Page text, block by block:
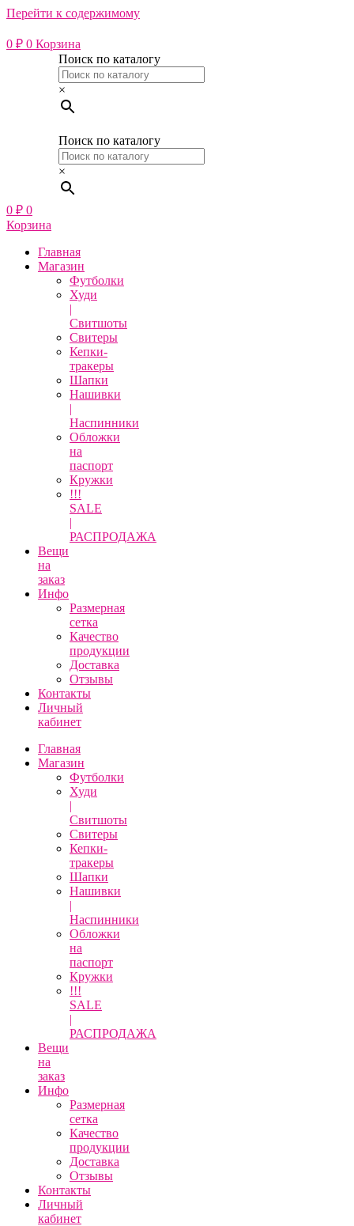
Перейти к содержимому
0 ₽ 0 Корзина
Поиск по каталогу
×
Поиск по каталогу
×
0 ₽ 0
Корзина
Главная
Магазин
Футболки
Худи
|
Свитшоты
Свитеры
Кепки-
тракеры
Шапки
Нашивки
|
Наспинники
Обложки
на
паспорт
Кружки
!!!
SALE
|
РАСПРОДАЖА
Вещи
на
заказ
Инфо
Размерная
сетка
Качество
продукции
Доставка
Отзывы
Контакты
Личный
кабинет
Главная
Магазин
Футболки
Худи
|
Свитшоты
Свитеры
Кепки-
тракеры
Шапки
Нашивки
|
Наспинники
Обложки
на
паспорт
Кружки
!!!
SALE
|
РАСПРОДАЖА
Вещи
на
заказ
Инфо
Размерная
сетка
Качество
продукции
Доставка
Отзывы
Контакты
Личный
кабинет